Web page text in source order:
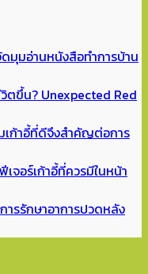
มุมอ่านหนังสือทำการบ้าน
ตขึ้น? Unexpected Red
ม
ว
ก้าอี้ที่ดีจึงสำคัญต่อการ
จอร์เก้าอี้ที่ควรมีในหน้า
รรักษาอาการปวดหลัง